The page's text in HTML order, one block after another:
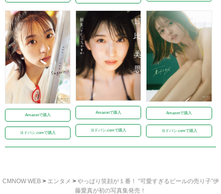
Amazonで購入
ヨドバシ.comで購入
Amazonで購入
ヨドバシ.comで購入
Amazonで購入
ヨドバシ.comで購入
CMNOW WEB> エンタメ > やっぱり笑顔が１番！ “可愛すぎるビールの売り子”伊
藤愛真が初の写真集発売！